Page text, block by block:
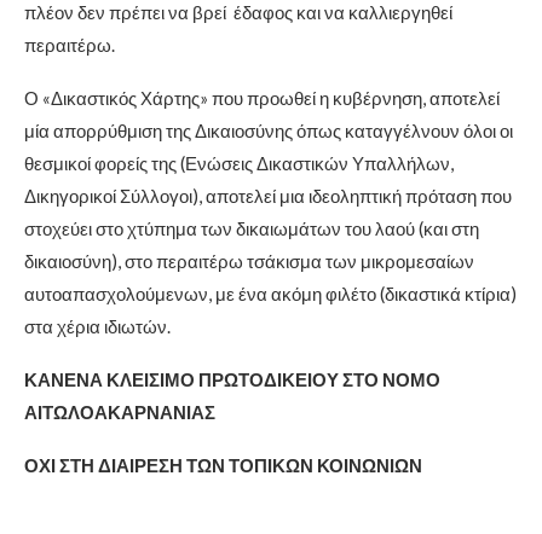
πλέον δεν πρέπει να βρεί έδαφος και να καλλιεργηθεί
περαιτέρω.
Ο «Δικαστικός Χάρτης» που προωθεί η κυβέρνηση, αποτελεί
μία απορρύθμιση της Δικαιοσύνης όπως καταγγέλνουν όλοι οι
θεσμικοί φορείς της (Ενώσεις Δικαστικών Υπαλλήλων,
Δικηγορικοί Σύλλογοι), αποτελεί μια ιδεοληπτική πρόταση που
στοχεύει στο χτύπημα των δικαιωμάτων του λαού (και στη
δικαιοσύνη), στο περαιτέρω τσάκισμα των μικρομεσαίων
αυτοαπασχολούμενων, με ένα ακόμη φιλέτο (δικαστικά κτίρια)
στα χέρια ιδιωτών.
ΚΑΝΕΝΑ ΚΛΕΙΣΙΜΟ ΠΡΩΤΟΔΙΚΕΙΟΥ ΣΤΟ ΝΟΜΟ
ΑΙΤΩΛΟΑΚΑΡΝΑΝΙΑΣ
ΟΧΙ ΣΤΗ ΔΙΑΙΡΕΣΗ ΤΩΝ ΤΟΠΙΚΩΝ ΚΟΙΝΩΝΙΩΝ